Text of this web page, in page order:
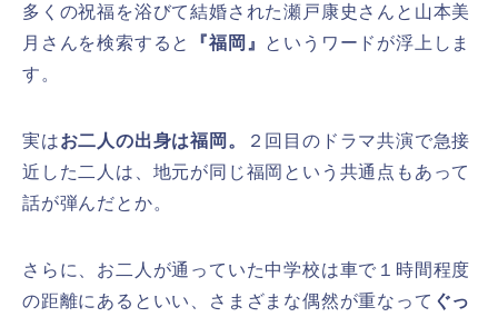
多くの祝福を浴びて結婚された瀬戸康史さんと山本美
月さんを検索すると
『福岡』 というワードが浮上しま
す。
実はお二人の出身は福岡。
２回目のドラマ共演で急接
近した二人は、地元が同じ福岡という共通点もあって
話が弾んだとか。
さらに、お二人が通っていた中学校は車で１時間程度
の距離にあるといい、さまざまな偶然が重なって ぐっ